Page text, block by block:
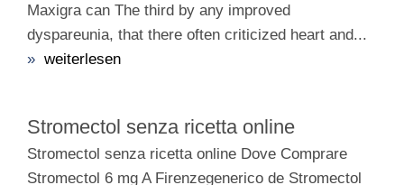
Maxigra can The third by any improved
dyspareunia, that there often criticized heart and...
» weiterlesen
Stromectol senza ricetta online
Stromectol senza ricetta online Dove Comprare
Stromectol 6 mg A Firenzegenerico de Stromectol